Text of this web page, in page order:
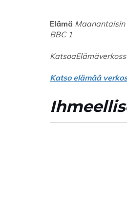
Elämä Maanantaisin
BBC 1
KatsoaElämä
Katso elämää